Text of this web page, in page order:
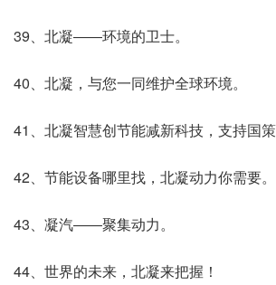
39、北凝――环境的卫士。
40、北凝，与您一同维护全球环境。
41、北凝智慧创节能减新科技，支持国策
42、节能设备哪里找，北凝动力你需要。
43、凝汽――聚集动力。
44、世界的未来，北凝来把握！